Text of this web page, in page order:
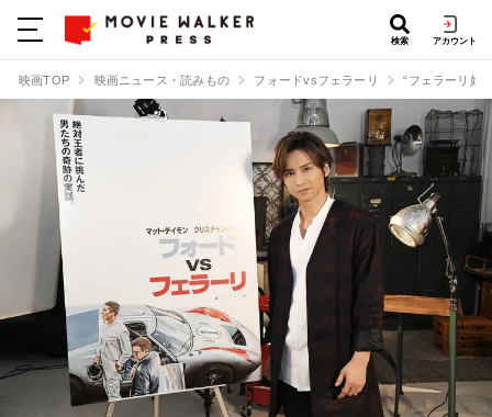
検索 アカウント
映画TOP 映画ニュース・読みもの フォードvsフェラーリ “フェラーリ好